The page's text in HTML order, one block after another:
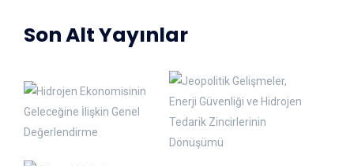
Son Alt Yayınlar